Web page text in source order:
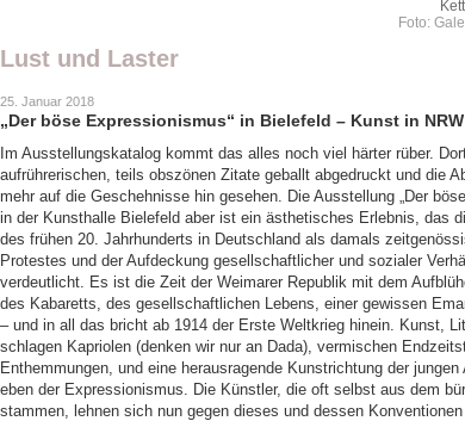
Foto:
Lust und Laster
25. Januar 2018
„Der böse Expressionismus“ in Bielefeld – Kunst in
Im Ausstellungskatalog kommt das alles noch viel härter rüber.
aufrührerischen, teils obszönen Zitate geballt abgedruckt und die
mehr auf die Geschehnisse hin gesehen. Die Ausstellung „Der
in der Kunsthalle Bielefeld aber ist ein ästhetisches Erlebnis, das
des frühen 20. Jahrhunderts in Deutschland als damals
Protestes und der Aufdeckung gesellschaftlicher und sozialer
verdeutlicht. Es ist die Zeit der Weimarer Republik mit dem
des Kabaretts, des gesellschaftlichen Lebens, einer gewissen
– und in all das bricht ab 1914 der Erste Weltkrieg hinein. Kunst,
schlagen Kapriolen (denken wir nur an Dada), vermischen
Enthemmungen, und eine herausragende Kunstrichtung der
eben der Expressionismus. Die Künstler, die oft selbst aus dem
stammen, lehnen sich nun gegen dieses und dessen